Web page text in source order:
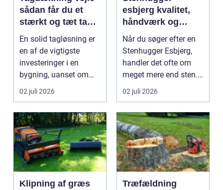
sådan får du et
stærkt og tæt tag i
mange år
En solid tagløsning er
en af de vigtigste
investeringer i en
bygning, uanset om
der er tale om bolig...
02 juli 2026
esbjerg kvalitet,
håndværk og
personlige
løsninger
Når du søger efter en
Stenhugger Esbjerg,
handler det ofte om
meget mere end sten.
Det handler om at...
02 juli 2026
Klipning af græs
Træfældning